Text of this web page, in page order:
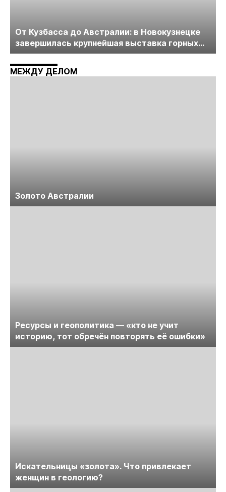
От Кузбасса до Австралии: в Новокузнецке
завершилась крупнейшая выставка горных
технологий «Недра России. Уголь России и
Майнинг»
МЕЖДУ ДЕЛОМ
Золото Австралии
Ресурсы и геополитика — «кто не учит
историю, тот обречён повторять её ошибки»
Искательницы «золота». Что привлекает
женщин в геологию?